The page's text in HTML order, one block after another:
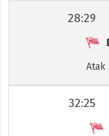
28:29
Atak
32:25